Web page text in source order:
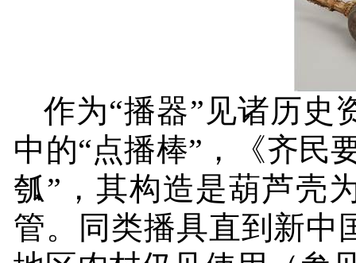
作为“播器”见诸历史
中的“点播棒”，《齐民
瓠”，其构造是葫芦壳
管。同类播具直到新中